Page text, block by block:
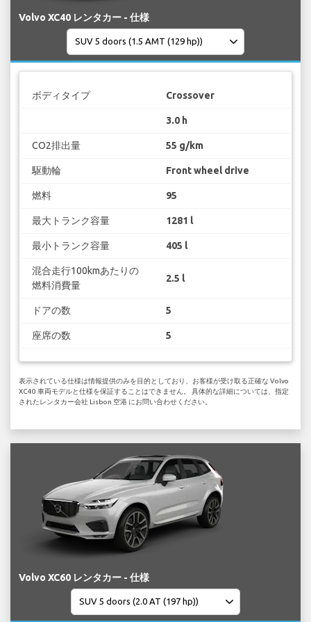
Volvo XC40 レンタカー - 仕様
ボディタイプ Crossover
3.0 h
CO2排出量 55 g/km
駆動輪 Front wheel drive
燃料 95
最大トランク容量 1281 l
最小トランク容量 405 l
混合走行100kmあたりの
燃料消費量
2.5 l
ドアの数 5
座席の数 5
表示されている仕様は情報提供のみを目的としており、お客様が受け取る正確な Volvo
XC40 車両モデルと仕様を保証することはできません。 具体的な詳細については、指定
されたレンタカー会社 Lisbon 空港 にお問い合わせください。
Volvo XC60 レンタカー - 仕様